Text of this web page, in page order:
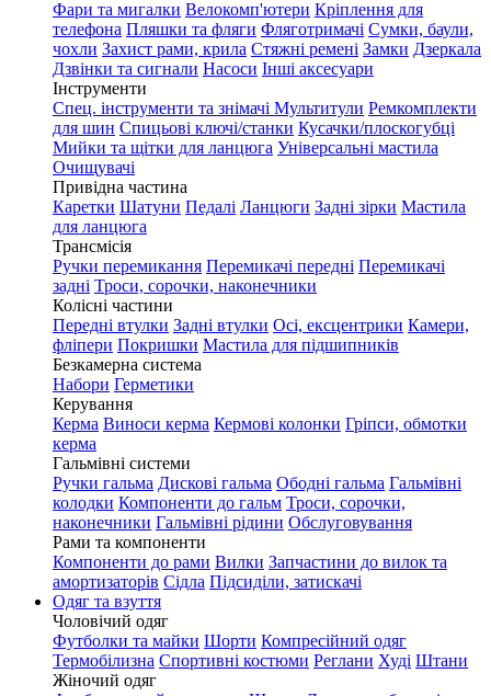
Фари та мигалки Велокомп'ютери Кріплення для
телефона Пляшки та фляги Фляготримачі Сумки, баули,
чохли Захист рами, крила Стяжні ремені Замки Дзеркала
Дзвінки та сигнали Насоси Інші аксесуари
Інструменти
Спец. інструменти та знімачі Мультитули Ремкомплекти
для шин Спицьові ключі/станки Кусачки/плоскогубці
Мийки та щітки для ланцюга Універсальні мастила
Очищувачі
Привідна частина
Каретки Шатуни Педалі Ланцюги Задні зірки Мастила
для ланцюга
Трансмісія
Ручки перемикання Перемикачі передні Перемикачі
задні Троси, сорочки, наконечники
Колісні частини
Передні втулки Задні втулки Осі, ексцентрики Камери,
фліпери Покришки Мастила для підшипників
Безкамерна система
Набори Герметики
Керування
Керма Виноси керма Кермові колонки Гріпси, обмотки
керма
Гальмівні системи
Ручки гальма Дискові гальма Ободні гальма Гальмівні
колодки Компоненти до гальм Троси, сорочки,
наконечники Гальмівні рідини Обслуговування
Рами та компоненти
Компоненти до рами Вилки Запчастини до вилок та
амортизаторів Сідла Підсиділи, затискачі
Одяг та взуття
Чоловічий одяг
Футболки та майки Шорти Компресійний одяг
Термобілизна Спортивні костюми Реглани Худі Штани
Жіночий одяг